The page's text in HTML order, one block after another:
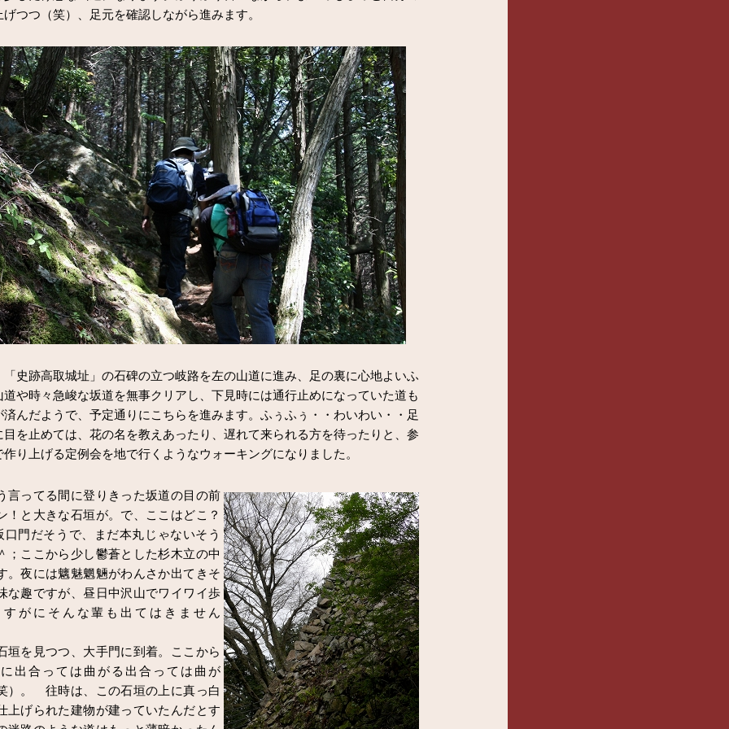
つつ（笑）、足元を確認しながら進みます。
史跡高取城址」の石碑の立つ岐路を左の山道に進み、足の裏に心地よいふ
道や時々急峻な坂道を無事クリアし、下見時には通行止めになっていた道も
済んだようで、予定通りにこちらを進みます。ふぅふぅ・・わいわい・・足
目を止めては、花の名を教えあったり、遅れて来られる方を待ったりと、参
り上げる定例会を地で行くようなウォーキングになりました。
ってる間に登りきった坂道の目の前
！と大きな石垣が。で、ここはどこ？
口門だそうで、まだ本丸じゃないそう
；ここから少し鬱蒼とした杉木立の中
。夜には魑魅魍魎がわんさか出てきそ
な趣ですが、昼日中沢山でワイワイ歩
がにそんな輩も出てはきません
を見つつ、大手門に到着。ここから
出合っては曲がる出合っては曲が
）。 往時は、この石垣の上に真っ白
上げられた建物が建っていたんだとす